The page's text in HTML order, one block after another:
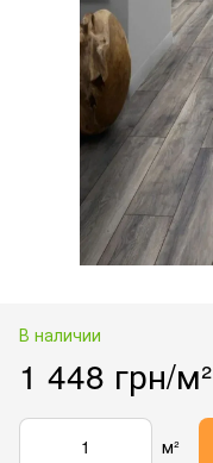
В наличии
1 448 грн/м²
м²